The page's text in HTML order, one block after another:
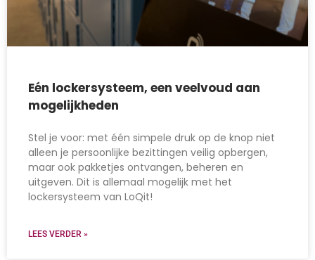
Eén lockersysteem, een veelvoud aan
mogelijkheden
Stel je voor: met één simpele druk op de knop niet
alleen je persoonlijke bezittingen veilig opbergen,
maar ook pakketjes ontvangen, beheren en
uitgeven. Dit is allemaal mogelijk met het
lockersysteem van LoQit!
LEES VERDER »